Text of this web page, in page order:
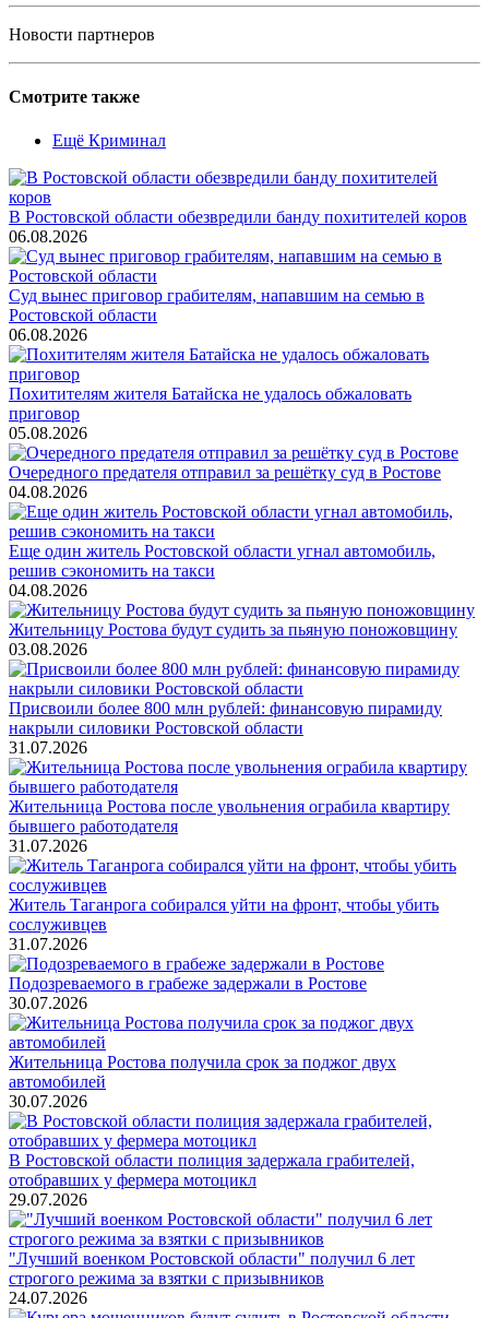
Новости партнеров
Смотрите также
Ещё Криминал
В Ростовской области обезвредили банду похитителей коров
06.08.2026
Суд вынес приговор грабителям, напавшим на семью в
Ростовской области
06.08.2026
Похитителям жителя Батайска не удалось обжаловать
приговор
05.08.2026
Очередного предателя отправил за решётку суд в Ростове
04.08.2026
Еще один житель Ростовской области угнал автомобиль,
решив сэкономить на такси
04.08.2026
Жительницу Ростова будут судить за пьяную поножовщину
03.08.2026
Присвоили более 800 млн рублей: финансовую пирамиду
накрыли силовики Ростовской области
31.07.2026
Жительница Ростова после увольнения ограбила квартиру
бывшего работодателя
31.07.2026
Житель Таганрога собирался уйти на фронт, чтобы убить
сослуживцев
31.07.2026
Подозреваемого в грабеже задержали в Ростове
30.07.2026
Жительница Ростова получила срок за поджог двух
автомобилей
30.07.2026
В Ростовской области полиция задержала грабителей,
отобравших у фермера мотоцикл
29.07.2026
"Лучший военком Ростовской области" получил 6 лет
строгого режима за взятки с призывников
24.07.2026